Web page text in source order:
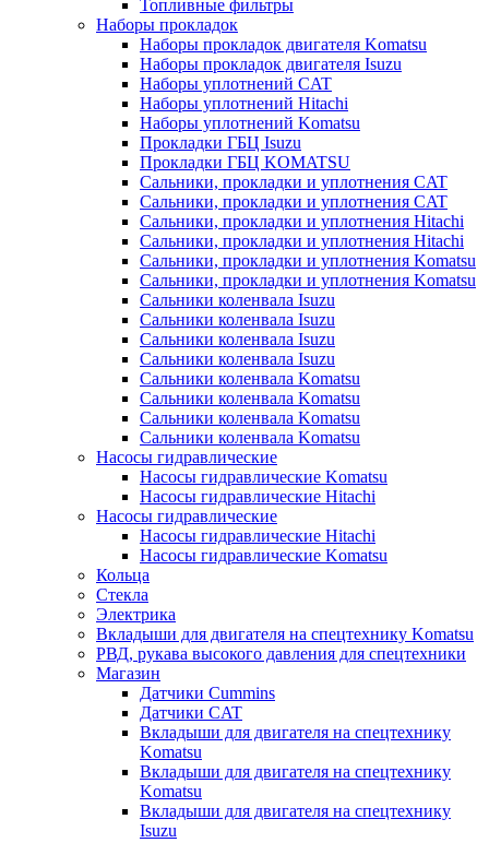
Топливные фильтры
Наборы прокладок
Наборы прокладок двигателя Komatsu
Наборы прокладок двигателя Isuzu
Наборы уплотнений CAT
Наборы уплотнений Hitachi
Наборы уплотнений Komatsu
Прокладки ГБЦ Isuzu
Прокладки ГБЦ KOMATSU
Сальники, прокладки и уплотнения CAT
Сальники, прокладки и уплотнения CAT
Сальники, прокладки и уплотнения Hitachi
Сальники, прокладки и уплотнения Hitachi
Сальники, прокладки и уплотнения Komatsu
Сальники, прокладки и уплотнения Komatsu
Сальники коленвала Isuzu
Сальники коленвала Isuzu
Сальники коленвала Isuzu
Сальники коленвала Isuzu
Сальники коленвала Komatsu
Сальники коленвала Komatsu
Сальники коленвала Komatsu
Сальники коленвала Komatsu
Насосы гидравлические
Насосы гидравлические Komatsu
Насосы гидравлические Hitachi
Насосы гидравлические
Насосы гидравлические Hitachi
Насосы гидравлические Komatsu
Кольца
Стекла
Электрика
Вкладыши для двигателя на спецтехнику Komatsu
РВД, рукава высокого давления для спецтехники
Магазин
Датчики Cummins
Датчики CAT
Вкладыши для двигателя на спецтехнику
Komatsu
Вкладыши для двигателя на спецтехнику
Komatsu
Вкладыши для двигателя на спецтехнику
Isuzu